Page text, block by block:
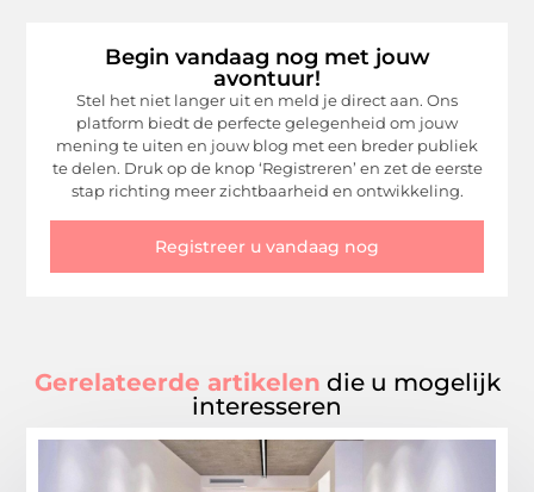
Begin vandaag nog met jouw
avontuur!
Stel het niet langer uit en meld je direct aan. Ons
platform biedt de perfecte gelegenheid om jouw
mening te uiten en jouw blog met een breder publiek
te delen. Druk op de knop ‘Registreren’ en zet de eerste
stap richting meer zichtbaarheid en ontwikkeling.
Registreer u vandaag nog
Gerelateerde artikelen die u mogelijk
interesseren